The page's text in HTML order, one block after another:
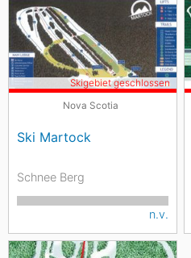
Nova Scotia
Ski Martock
Skigebiet geschlossen
Schnee Berg
n.v.